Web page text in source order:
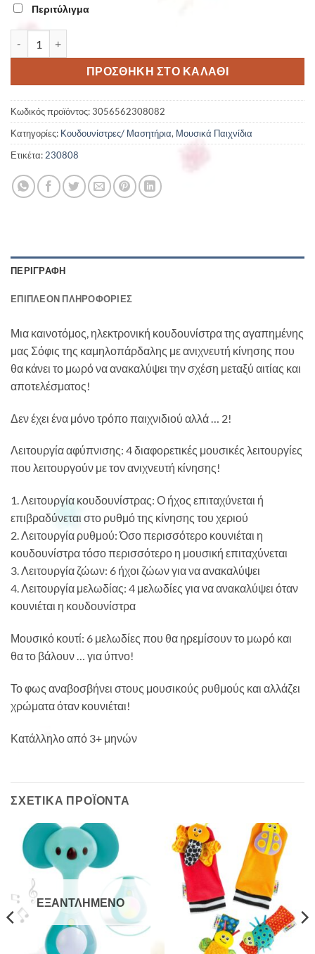
Περιτύλιγμα
ΠΡΟΣΘΉΚΗ ΣΤΟ ΚΑΛΆΘΙ
Κωδικός προϊόντος:3056562308082
Κατηγορίες: Κουδουνίστρες/ Μασητήρια, Μουσικά Παιχνίδια
Ετικέτα: 230808
ΠΕΡΙΓΡΑΦΉ
ΕΠΙΠΛΈΟΝ ΠΛΗΡΟΦΟΡΊΕΣ
Μια καινοτόμος, ηλεκτρονική κουδουνίστρα της αγαπημένης
μας Σόφις της καμηλοπάρδαλης με ανιχνευτή κίνησης που
θα κάνει το μωρό να ανακαλύψει την σχέση μεταξύ αιτίας και
αποτελέσματος!
Δεν έχει ένα μόνο τρόπο παιχνιδιού αλλά … 2!
Λειτουργία αφύπνισης: 4 διαφορετικές μουσικές λειτουργίες
που λειτουργούν με τον ανιχνευτή κίνησης!
1. Λειτουργία κουδουνίστρας: Ο ήχος επιταχύνεται ή
επιβραδύνεται στο ρυθμό της κίνησης του χεριού
2. Λειτουργία ρυθμού: Όσο περισσότερο κουνιέται η
κουδουνίστρα τόσο περισσότερο η μουσική επιταχύνεται
3. Λειτουργία ζώων: 6 ήχοι ζώων για να ανακαλύψει
4. Λειτουργία μελωδίας: 4 μελωδίες για να ανακαλύψει όταν
κουνιέται η κουδουνίστρα
Μουσικό κουτί: 6 μελωδίες που θα ηρεμίσουν το μωρό και
θα το βάλουν … για ύπνο!
Το φως αναβοσβήνει στους μουσικούς ρυθμούς και αλλάζει
χρώματα όταν κουνιέται!
Κατάλληλο από 3+ μηνών
ΣΧΕΤΙΚΆ ΠΡΟΪΌΝΤΑ
ΕΞΑΝΤΛΗΜΈΝΟ